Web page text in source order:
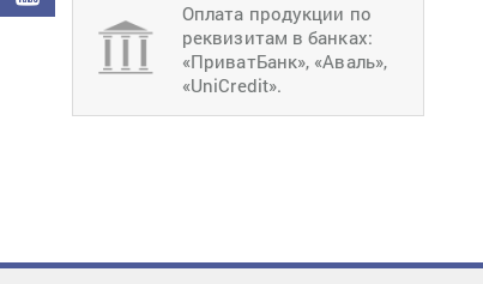
Оплата продукции по
реквизитам в банках:
«ПриватБанк», «Аваль»,
«UniCredit».